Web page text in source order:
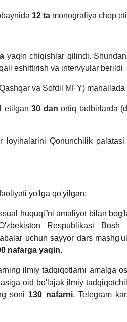
12 ta monografiya chop
yaqin chiqishlar qilindi.
eshittirish va intervyular berildi
va Sofdil MFY)
etilgan30 danortiq tadbirlarda
loyihalarini Qonunchilik
yo'lga qo'yilgan:
huquqi”ni amaliyot bilan
Respublikasi Bosh
uchun sayyor dars
nafarga yaqin.
ilmiy tadqiqotlarni amalga
oid bo'lajak ilmiy
soni 130 nafarni, Telegram